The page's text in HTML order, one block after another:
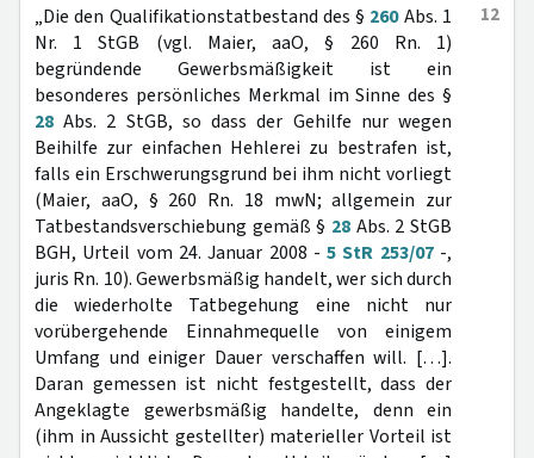
12
„Die den Qualifikationstatbestand des § 260Abs. 1
Nr. 1 StGB (vgl. Maier, aaO, § 260 Rn. 1)
begründende Gewerbsmäßigkeit ist ein
besonderes persönliches Merkmal im Sinne des §
28 Abs. 2 StGB, so dass der Gehilfe nur wegen
Beihilfe zur einfachen Hehlerei zu bestrafen ist,
falls ein Erschwerungsgrund bei ihm nicht vorliegt
(Maier, aaO, § 260 Rn. 18 mwN; allgemein zur
Tatbestandsverschiebung gemäß § 28 Abs. 2 StGB
BGH, Urteil vom 24. Januar 2008 -5 StR 253/07-,
juris Rn. 10). Gewerbsmäßig handelt, wer sich durch
die wiederholte Tatbegehung eine nicht nur
vorübergehende Einnahmequelle von einigem
Umfang und einiger Dauer verschaffen will. […].
Daran gemessen ist nicht festgestellt, dass der
Angeklagte gewerbsmäßig handelte, denn ein
(ihm in Aussicht gestellter) materieller Vorteil ist